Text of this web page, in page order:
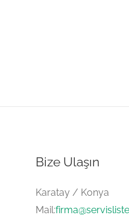
Bize Ulaşın
Karatay / Konya
Mail: